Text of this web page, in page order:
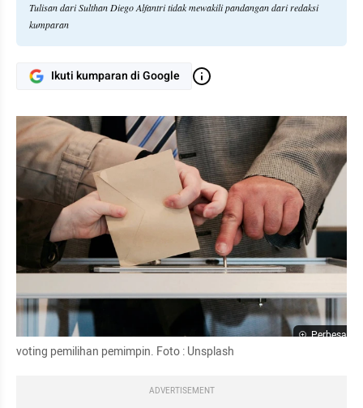
Tulisan dari Sulthan Diego Alfantri tidak mewakili pandangan dari redaksi
kumparan
Ikuti kumparan di Google
Perbesar
voting pemilihan pemimpin. Foto : Unsplash
ADVERTISEMENT